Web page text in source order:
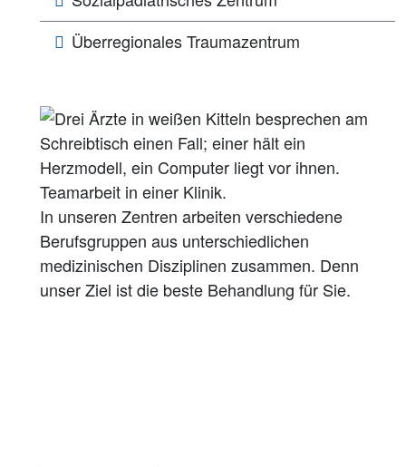
Überregionales Traumazentrum
In unseren Zentren arbeiten verschiedene
Berufsgruppen aus unterschiedlichen
medizinischen Disziplinen zusammen. Denn
unser Ziel ist die beste Behandlung für Sie.